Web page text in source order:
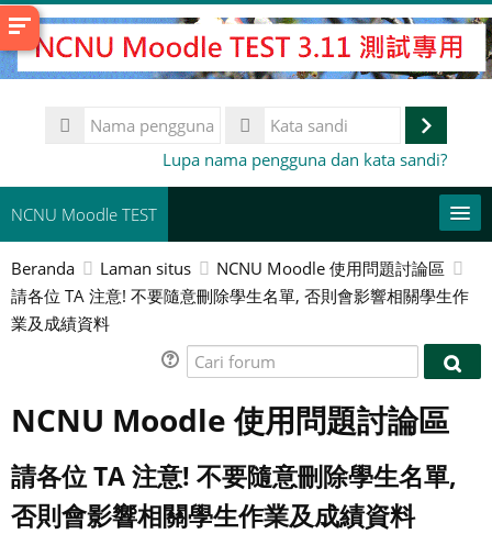
Lewati
ke
konten
Nama
pengguna
Masuk
Lupa nama pengguna dan kata sandi?
NCNU Moodle TEST
常用連結
Bahasa Indonesia ‎(id)‎
Cari
Beranda Laman situs
NCNU Moodle 使用問題討論區
請各位 TA 注意! 不要隨意刪除學生名單, 否則會影響相關學生作
業及成績資料
Cari
Cari
NCNU Moodle 使用問題討論區
請各位 TA 注意! 不要隨意刪除學生名單,
否則會影響相關學生作業及成績資料